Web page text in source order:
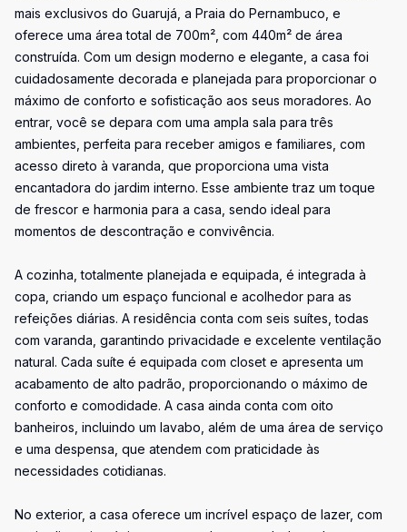
mais exclusivos do Guarujá, a Praia do Pernambuco, e
oferece uma área total de 700m², com 440m² de área
construída. Com um design moderno e elegante, a casa foi
cuidadosamente decorada e planejada para proporcionar o
máximo de conforto e sofisticação aos seus moradores. Ao
entrar, você se depara com uma ampla sala para três
ambientes, perfeita para receber amigos e familiares, com
acesso direto à varanda, que proporciona uma vista
encantadora do jardim interno. Esse ambiente traz um toque
de frescor e harmonia para a casa, sendo ideal para
momentos de descontração e convivência.
A cozinha, totalmente planejada e equipada, é integrada à
copa, criando um espaço funcional e acolhedor para as
refeições diárias. A residência conta com seis suítes, todas
com varanda, garantindo privacidade e excelente ventilação
natural. Cada suíte é equipada com closet e apresenta um
acabamento de alto padrão, proporcionando o máximo de
conforto e comodidade. A casa ainda conta com oito
banheiros, incluindo um lavabo, além de uma área de serviço
e uma despensa, que atendem com praticidade às
necessidades cotidianas.
No exterior, a casa oferece um incrível espaço de lazer, com